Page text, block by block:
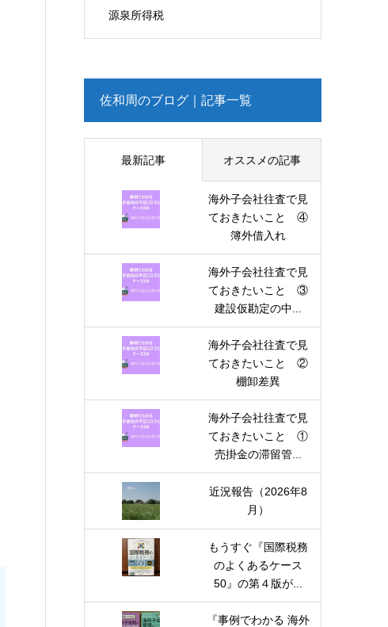
源泉所得税
佐和周のブログ｜記事一覧
最新記事 オススメの記事
海外子会社往査で見
ておきたいこと ④
簿外借入れ
海外子会社往査で見
ておきたいこと ③
建設仮勘定の中...
海外子会社往査で見
ておきたいこと ②
棚卸差異
海外子会社往査で見
ておきたいこと ①
売掛金の滞留管...
近況報告（2026年8
月）
もうすぐ『国際税務
のよくあるケース
50』の第４版が...
『事例でわかる 海外